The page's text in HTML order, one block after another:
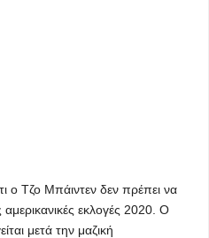
Τζο Μπάιντεν δεν πρέπει να
εκλογές 2020. Ο
μετά την μαζική